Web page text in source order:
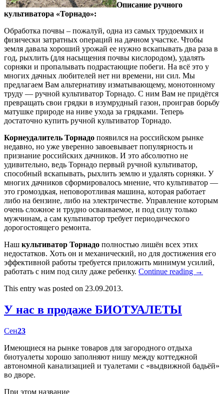
Описание ручного
культиватора «Торнадо»:
Обработка почвы – пожалуй, одна из самых трудоемких и
физически затратных операций на дачном участке. Чтобы
земля давала хороший урожай ее нужно вскапывать два раза в
год, рыхлить (для насыщения почвы кислородом), удалять
сорняки и пропалывать подрастающие побеги. На всё это у
многих дачных любителей нет ни времени, ни сил. Мы
предлагаем Вам альтернативу изматывающему, монотонному
труду — ручной культиватор Торнадо. С ним Вам не придётся
превращать свои грядки в изумрудный газон, проиграв борьбу
матушке природе на ниве ухода за грядками. Теперь
достаточно купить ручной культиватор Торнадо.
Корнеудалитель Торнадо появился на российском рынке
недавно, но уже уверенно завоевывает популярность и
признание российских дачников. И это абсолютно не
удивительно, ведь Торнадо первый ручной культиватор,
способный вскапывать, рыхлить землю и удалять сорняки. У
многих дачников сформировалось мнение, что культиватор —
это громоздкая, неповоротливая машина, которая работает
либо на бензине, либо на электричестве. Управление которым
очень сложное и трудно осваиваемое, и под силу только
мужчинам, а сам культиватор требует периодического
дорогостоящего ремонта.
Наш культиватор Торнадо полностью лишён всех этих
недостатков. Хоть он и механический, но для достижения его
эффективной работы требуется приложить минимум усилий,
работать с ним под силу даже ребенку. Continue reading →
This entry was posted on 23.09.2013.
У нас в продаже БИОТУАЛЕТЫ
Сен23
Имеющиеся на рынке товаров для загородного отдыха
биотуалеты хорошо заполняют нишу между коттеджной
автономной канализацией и туалетами с «выдвижной бадьёй»
во дворе.
При этом название